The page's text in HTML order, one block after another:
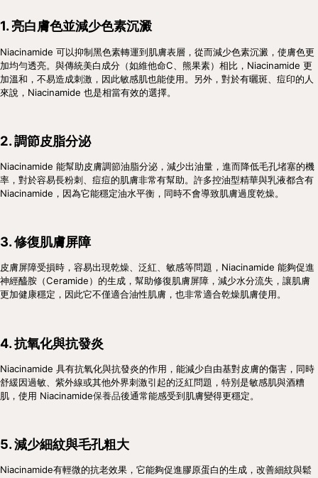
1. 亮白膚色並減少色素沉澱
Niacinamide 可以抑制黑色素轉運到肌膚表層，從而減少色素沉澱，使膚色更
加均勻透亮。與傳統美白成分（如維他命C、熊果素）相比，Niacinamide 更
加溫和，不易造成刺激，因此敏感肌也能使用。另外，對於有曬斑、痘印的人
來說，Niacinamide 也是相當有效的選擇。
2. 調節皮脂分泌
Niacinamide 能幫助皮膚調節油脂分泌，減少出油量，進而降低毛孔堵塞的機
率，對於容易長粉刺、痘痘的肌膚非常有幫助。許多控油型精華與乳液都含有
Niacinamide，因為它能穩定油水平衡，同時不會導致肌膚過度乾燥。
3. 修復肌膚屏障
皮膚屏障受損時，容易出現乾燥、泛紅、敏感等問題，Niacinamide 能夠促進
神經醯胺（Ceramide）的生成，幫助修復肌膚屏障，減少水分流失，讓肌膚
更加健康穩定，因此它不僅適合油性肌膚，也非常適合乾燥肌膚使用。
4. 抗氧化與抗發炎
Niacinamide 具有抗氧化與抗發炎的作用，能減少自由基對皮膚的傷害，同時
舒緩因過敏、紫外線或其他外界刺激引起的泛紅問題，特別是敏感肌與酒糟
肌，使用 Niacinamide保養品後通常能感受到肌膚變得更穩定。
5. 減少細紋與毛孔粗大
Niacinamide有輕微的抗老效果，它能夠促進膠原蛋白的生成，改善細紋與鬆